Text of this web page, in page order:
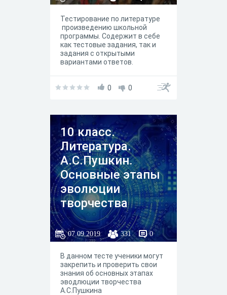
Тестирование по литературе
произведению школьной
программы. Содержит в себе
как тестовые задания, так и
задания с открытыми
вариантами ответов.
0 0
10 класс.
Литература.
А.С.Пушкин.
Основные этапы
эволюции
творчества
07.09.2019 331 0
В данном тесте ученики могут
закрепить и проверить свои
знания об основных этапах
эводлюции творчества
А.С.Пушкина